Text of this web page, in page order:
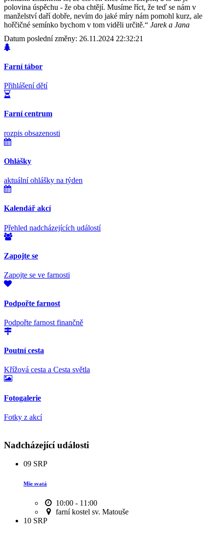
polovina úspěchu - že oba chtějí. Musíme říct, že teď se nám v
manželství daří dobře, nevím do jaké míry nám pomohl kurz, ale
hořčičné semínko bychom v tom viděli určitě.“ Jarek a Jana
Datum poslední změny: 26.11.2024 22:32:21
Farní tábor
Přihlášení dětí
Farní centrum
rozpis obsazenosti
Ohlášky
aktuální ohlášky na týden
Kalendář akcí
Přehled nadcházejících událostí
Zapojte se
Zapojte se ve farnosti
Podpořte farnost
Podpořte farnost finančně
Poutní cesta
Křížová cesta a Cesta světla
Fotogalerie
Fotky z akcí
Nadcházející události
09 SRP
Mše svatá
10:00 - 11:00
farní kostel sv. Matouše
10 SRP